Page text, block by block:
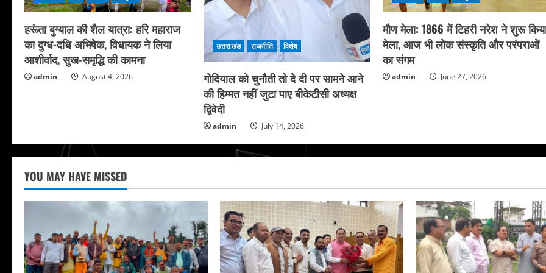
हरूंता बुग्याल की शैल यात्रा: हरि महाराज
का दुग्ध-दधि अभिषेक, विधायक ने लिया
आशीर्वाद, सुख-समृद्धि की कामना
admin August 4, 2026
उत्तराखंड राजनीति विशेष
गोदियाल को चुनौती तो दे दी पर सामने आने
की हिम्मत नहीं जुटा पाए बीकेटीसी अध्यक्ष
द्विवेदी
admin July 14, 2026
मौण मेला: 1866 में टिहरी नरेश ने शुरू
मेला, आज भी लोक संस्कृति और परंपराओं
का संगम
admin June 27, 2026
YOU MAY HAVE MISSED